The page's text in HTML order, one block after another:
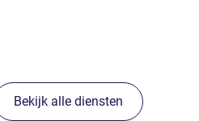
Bekijk alle diensten